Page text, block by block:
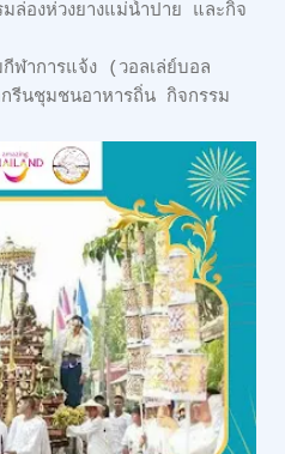
ล่องห่วงยางแม่น้ำปาย และกิจ
ฬาการแจ้ง (วอลเล่ย์บอล
นชุมชนอาหารถิ่น กิจกรรม